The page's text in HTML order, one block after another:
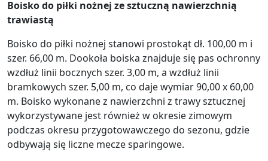
Boisko do piłki nożnej ze sztuczną nawierzchnią
trawiastą
Boisko do piłki nożnej stanowi prostokąt dł. 100,00 m i
szer. 66,00 m. Dookoła boiska znajduje się pas ochronny
wzdłuż linii bocznych szer. 3,00 m, a wzdłuż linii
bramkowych szer. 5,00 m, co daje wymiar 90,00 x 60,00
m. Boisko wykonane z nawierzchni z trawy sztucznej
wykorzystywane jest również w okresie zimowym
podczas okresu przygotowawczego do sezonu, gdzie
odbywają się liczne mecze sparingowe.